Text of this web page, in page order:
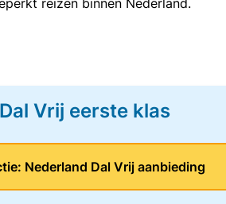
reizen binnen Nederland.
Vrij eerste klas
Nederland Dal Vrij aanbieding